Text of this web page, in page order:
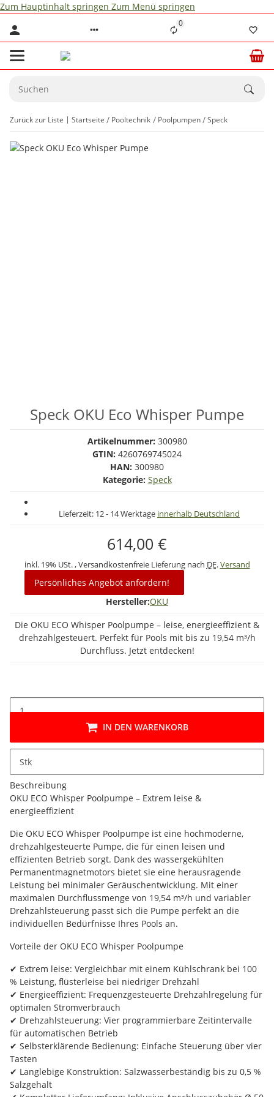
Zum Hauptinhalt springen Zum Menü springen
0
Zurück zur Liste Startseite Pooltechnik Poolpumpen Speck
Speck OKU Eco Whisper Pumpe
Artikelnummer: 300980
GTIN: 4260769745024
HAN: 300980
Kategorie: Speck
Lieferzeit: 12 - 14 Werktage innerhalb Deutschland
614,00 €
inkl. 19% USt. , Versandkostenfreie Lieferung nach DE.Versand
Persönliches Angebot anfordern!
Hersteller:OKU
Die OKU ECO Whisper Poolpumpe – leise, energieeffizient &
drehzahlgesteuert. Perfekt für Pools mit bis zu 19,54 m³/h
Durchfluss. Jetzt entdecken!
Stk
IN DEN WARENKORB
Beschreibung
OKU ECO Whisper Poolpumpe – Extrem leise &
energieeffizient
Die OKU ECO Whisper Poolpumpe ist eine hochmoderne,
drehzahlgesteuerte Pumpe, die für einen leisen und
effizienten Betrieb sorgt. Dank des wassergekühlten
Permanentmagnetmotors bietet sie eine herausragende
Leistung bei minimaler Geräuschentwicklung. Mit einer
maximalen Durchflussmenge von 19,54 m³/h und variabler
Drehzahlsteuerung passt sich die Pumpe perfekt an die
individuellen Bedürfnisse Ihres Pools an.
Vorteile der OKU ECO Whisper Poolpumpe
✔ Extrem leise: Vergleichbar mit einem Kühlschrank bei 100
% Leistung, flüsterleise bei niedriger Drehzahl
✔ Energieeffizient: Frequenzgesteuerte Drehzahlregelung für
optimalen Stromverbrauch
✔ Drehzahlsteuerung: Vier programmierbare Zeitintervalle
für automatischen Betrieb
✔ Selbsterklärende Bedienung: Einfache Steuerung über vier
Tasten
✔ Langlebige Konstruktion: Salzwasserbeständig bis zu 0,5 %
Salzgehalt